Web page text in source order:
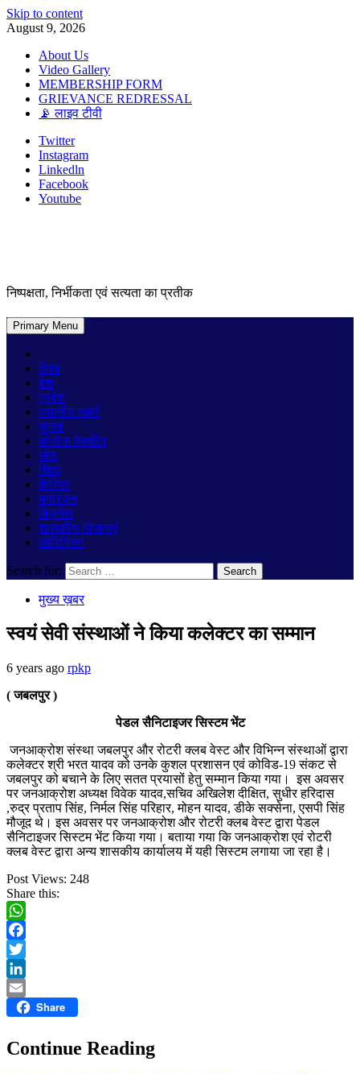
Skip to content
August 9, 2026
About Us
Video Gallery
MEMBERSHIP FORM
GRIEVANCE REDRESSAL
📡 लाइव टीवी
Twitter
Instagram
Linkedln
Facebook
Youtube
निष्पक्षता, निर्भीकता एवं सत्यता का प्रतीक
Primary Menu
विश्व
देश
प्रदेश
स्थानीय खबरें
चुनाव
कोरोना वैक्सीन
खेल
शिक्षा
कैरियर
मनोरंजन
बिज़नेस
शासकीय योजनाएं
ओपिनियन
Search for:
मुख्य ख़बर
स्वयं सेवी संस्थाओं ने किया कलेक्टर का सम्मान
6 years ago rpkp
( जबलपुर )
पेडल सैनिटाइजर सिस्टम भेंट
जनआक्रोश संस्था जबलपुर और रोटरी क्लब वेस्ट और विभिन्न संस्थाओं द्वारा
कलेक्टर श्री भरत यादव को उनके कुशल प्रशासन एवं कोविड-19 संकट से
जबलपुर को बचाने के लिए सतत प्रयासों हेतु सम्मान किया गया। इस अवसर
पर जनआक्रोश अध्यक्ष विवेक यादव,सचिव अखिलेश दीक्षित, सुधीर हरिदास
,रुद्र प्रताप सिंह, निर्मल सिंह परिहार, मोहन यादव, डीके सक्सेना, एसपी सिंह
मौजूद थे। इस अवसर पर जनआक्रोश और रोटरी क्लब वेस्ट द्वारा पेडल
सैनिटाइजर सिस्टम भेंट किया गया। बताया गया कि जनआक्रोश एवं रोटरी
क्लब वेस्ट द्वारा अन्य शासकीय कार्यालय में यही सिस्टम लगाया जा रहा है।
Post Views: 248
Share this:
WhatsApp
Facebook
Twitter
LinkedIn
Email Share
Continue Reading